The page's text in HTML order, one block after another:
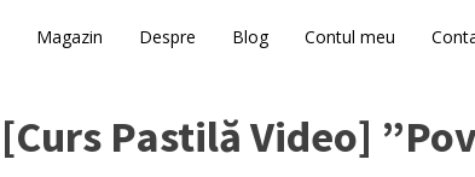
Magazin Despre Blog Contul meu
[Curs Pastilă Video]